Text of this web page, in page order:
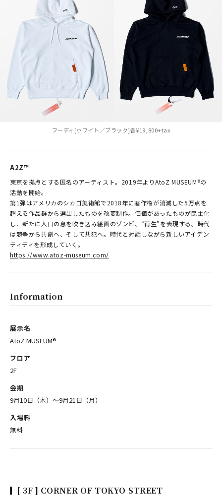
フーディ[ホワイト／ブラック]各¥19,800+tax
A2Z™
東京を拠点とする匿名のアーティスト。2019年よりAtoZ MUSEUM®の
活動を開始。
第1弾はアメリカのシカゴ美術館で2018年に著作権が消滅した5万点を
超える作品群から選出したものを改変制作。価値があったものが民主化
し、新たに人口の息を吹き込み絵画のゾンビ、“再生”を表現する。時代
は競争から共創へ、そして共犯へ。時代と対話しながら新しいアイデン
ティティを形成していく。
https://www.atoz-museum.com/
Information
展示名
AtoZ MUSEUM®
フロア
2F
会期
9月10日（木）〜9月21日（月）
入場料
無料
[ 3F ] CORNER OF TOKYO STREET